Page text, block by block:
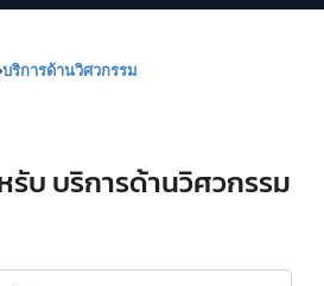
บริการด้านวิศวกรรม
รับ บริการด้านวิศวกรรม